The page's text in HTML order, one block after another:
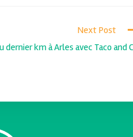
Next Post
dernier km à Arles avec Taco and